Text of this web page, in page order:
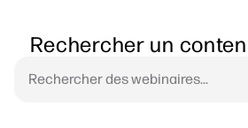
Rechercher un